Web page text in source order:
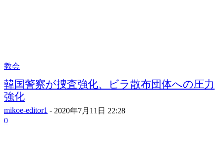
教会
韓国警察が捜査強化、ビラ散布団体への圧力
強化
mikoe-editor1 - 2020年7月11日 22:28
0